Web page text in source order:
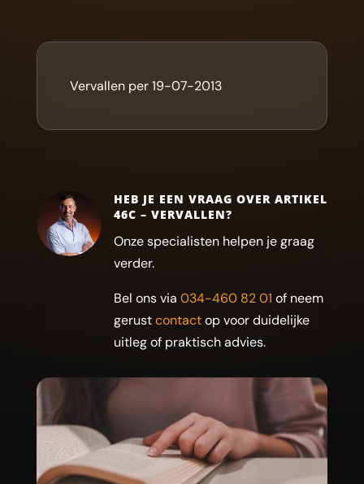
Vervallen per 19-07-2013
HEB JE EEN VRAAG OVER ARTIKEL
46C – VERVALLEN?
Onze specialisten helpen je graag
verder.
Bel ons via 034-460 82 01 of neem
gerustcontactop voor duidelijke
uitleg of praktisch advies.